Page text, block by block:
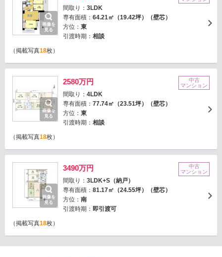
画像を
見る
間取り： 3LDK
専有面積： 64.21㎡（19.42坪）（壁芯）
方位： 東
引渡時期： 相談
（掲載写真18枚）
画像を
見る
2580万円
間取り： 4LDK
専有面積： 77.74㎡（23.51坪）（壁芯）
方位： 東
引渡時期： 相談
中古
マンション
（掲載写真18枚）
画像を
見る
3490万円
間取り： 3LDK+S（納戸）
専有面積： 81.17㎡（24.55坪）（壁芯）
方位： 南
引渡時期： 即引渡可
中古
マンション
（掲載写真18枚）